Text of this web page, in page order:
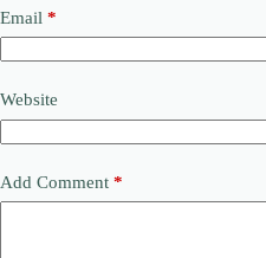
Email *
Website
Add Comment *